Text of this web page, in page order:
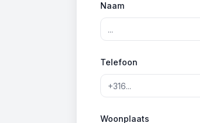
Naam
Telefoon
Woonplaats